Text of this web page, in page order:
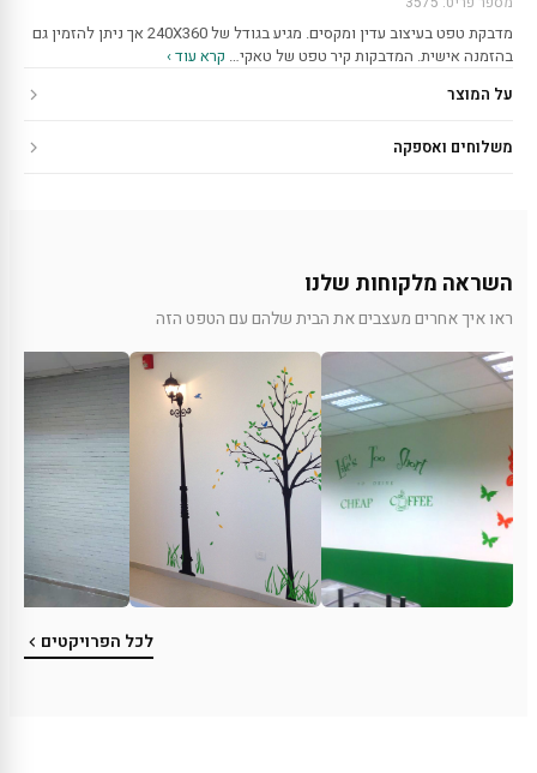
מדבקת טפט בעיצוב עדין ומקסים. מגיע בגודל של 240X360 אך ניתן להזמין גם
בהזמנה אישית. המדבקות קיר טפט של טאקי… קרא עוד ›
על המוצר
משלוחים ואספקה
השראה מלקוחות שלנו
ראו איך אחרים מעצבים את הבית שלהם עם הטפט הזה
לכל הפרויקטים